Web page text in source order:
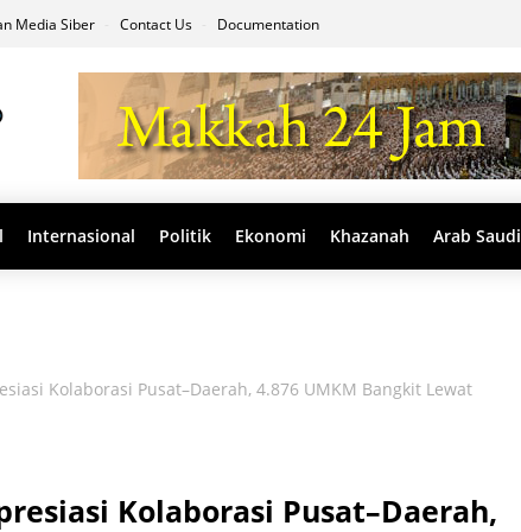
Media Siber Contact Us Documentation
Internasional Politik Ekonomi Khazanah Arab Saudi
Kolaborasi Pusat–Daerah, 4.876 UMKM Bangkit Lewat
Kolaborasi Pusat–Daerah,